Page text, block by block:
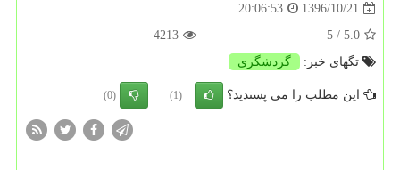
1396/10/21
20:06:53
5.0
/ 5
4213
تگهای خبر:
گردشگری
این مطلب را می پسندید؟ (1)
(0)